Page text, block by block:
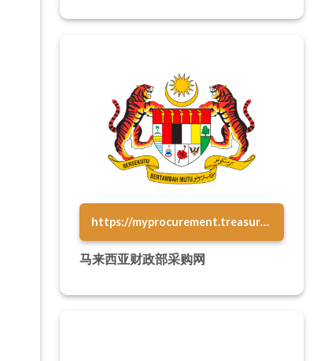
https://myprocurement.treasury.gov.my/
马来西亚财政部采购网